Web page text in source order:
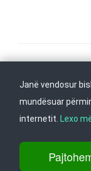
Kthehu në fillim
rr. Dame Gruev 14,
+389 2 3103 601
Janë vendosur
mundësuar
internetit. Lexo